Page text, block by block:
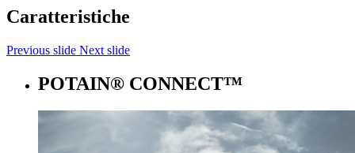
Caratteristiche
Previous slide Next slide
POTAIN® CONNECT™